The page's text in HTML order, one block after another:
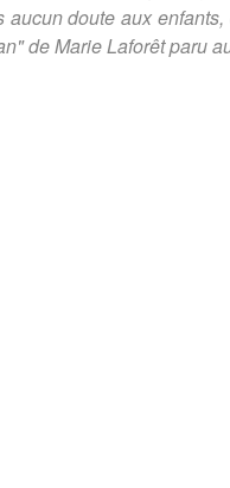
aucun doute aux
de Marie Laforêt paru